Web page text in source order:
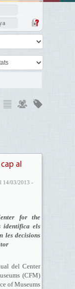
al
14/03/2013 -
for the
identifica els
les decisions
del Center
(CFM)
of Museums